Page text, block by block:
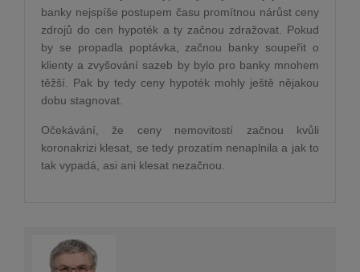
banky nejspíše postupem času promítnou nárůst ceny
zdrojů do cen hypoték a ty začnou zdražovat. Pokud
by se propadla poptávka, začnou banky soupeřit o
klienty a zvyšování sazeb by bylo pro banky mnohem
těžší. Pak by tedy ceny hypoték mohly ještě nějakou
dobu stagnovat.
Očekávání, že ceny nemovitostí začnou kvůli
koronakrizi klesat, se tedy prozatím nenaplnila a jak to
tak vypadá, asi ani klesat nezačnou.